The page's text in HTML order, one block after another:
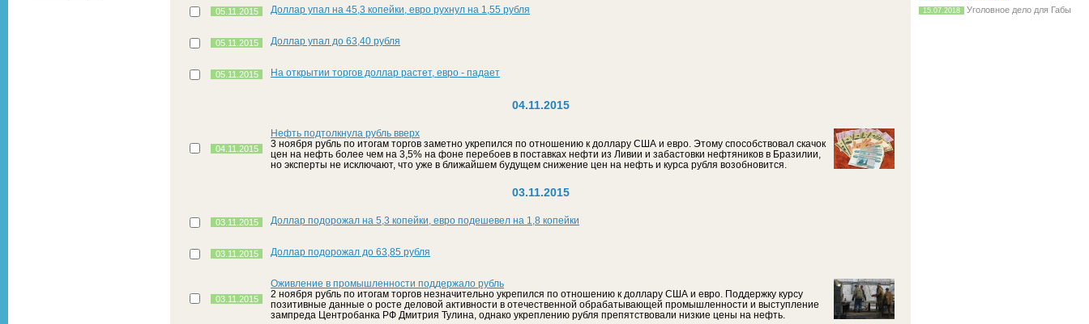
05.11.2015 Доллар упал на 45,3 копейки, евро рухнул на 1,55 рубля
05.11.2015 Доллар упал до 63,40 рубля
05.11.2015 На открытии торгов доллар растет, евро - падает
04.11.2015
04.11.2015
Нефть подтолкнула рубль вверх
3 ноября рубль по итогам торгов заметно укрепился по отношению к доллару США и евро. Этому способствовал скачок
цен на нефть более чем на 3,5% на фоне перебоев в поставках нефти из Ливии и забастовки нефтяников в Бразилии,
но эксперты не исключают, что уже в ближайшем будущем снижение цен на нефть и курса рубля возобновится.
03.11.2015
03.11.2015 Доллар подорожал на 5,3 копейки, евро подешевел на 1,8 копейки
03.11.2015 Доллар подорожал до 63,85 рубля
03.11.2015
Оживление в промышленности поддержало рубль
2 ноября рубль по итогам торгов незначительно укрепился по отношению к доллару США и евро. Поддержку курсу
позитивные данные о росте деловой активности в отечественной обрабатывающей промышленности и выступление
зампреда Центробанка РФ Дмитрия Тулина, однако укреплению рубля препятствовали низкие цены на нефть.
15.07.2018 Уголовное дело для Габы